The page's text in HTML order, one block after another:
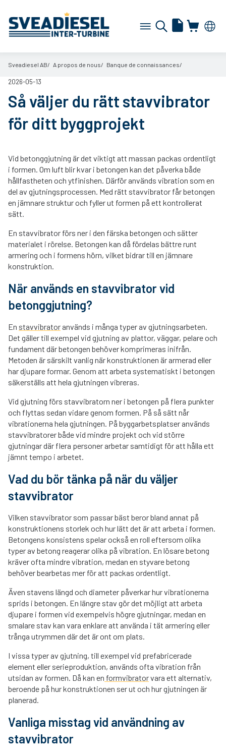
Sveadiesel AB A propos de nous Banque de connaissances
2026-05-13
Så väljer du rätt stavvibrator
för ditt byggprojekt
Vid betonggjutning är det viktigt att massan packas ordentligt
i formen. Om luft blir kvar i betongen kan det påverka både
hållfastheten och ytfinishen. Därför används vibration som en
del av gjutningsprocessen. Med rätt stavvibrator får betongen
en jämnare struktur och fyller ut formen på ett kontrollerat
sätt.
En stavvibrator förs ner i den färska betongen och sätter
materialet i rörelse. Betongen kan då fördelas bättre runt
armering och i formens hörn, vilket bidrar till en jämnare
konstruktion.
När används en stavvibrator vid
betonggjutning?
En stavvibrator används i många typer av gjutningsarbeten.
Det gäller till exempel vid gjutning av plattor, väggar, pelare och
fundament där betongen behöver komprimeras inifrån.
Metoden är särskilt vanlig när konstruktionen är armerad eller
har djupare formar. Genom att arbeta systematiskt i betongen
säkerställs att hela gjutningen vibreras.
Vid gjutning förs stavvibratorn ner i betongen på flera punkter
och flyttas sedan vidare genom formen. På så sätt når
vibrationerna hela gjutningen. På byggarbetsplatser används
stavvibratorer både vid mindre projekt och vid större
gjutningar där flera personer arbetar samtidigt för att hålla ett
jämnt tempo i arbetet.
Vad du bör tänka på när du väljer
stavvibrator
Vilken stavvibrator som passar bäst beror bland annat på
konstruktionens storlek och hur lätt det är att arbeta i formen.
Betongens konsistens spelar också en roll eftersom olika
typer av betong reagerar olika på vibration. En lösare betong
kräver ofta mindre vibration, medan en styvare betong
behöver bearbetas mer för att packas ordentligt.
Även stavens längd och diameter påverkar hur vibrationerna
sprids i betongen. En längre stav gör det möjligt att arbeta
djupare i formen vid exempelvis högre gjutningar, medan en
smalare stav kan vara enklare att använda i tät armering eller
trånga utrymmen där det är ont om plats.
I vissa typer av gjutning, till exempel vid prefabricerade
element eller serieproduktion, används ofta vibration från
utsidan av formen. Då kan en formvibratorvara ett alternativ,
beroende på hur konstruktionen ser ut och hur gjutningen är
planerad.
Vanliga misstag vid användning av
stavvibrator